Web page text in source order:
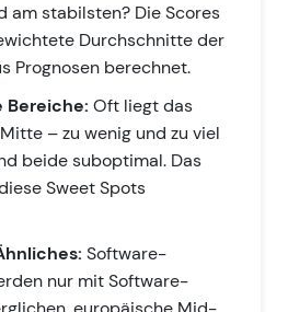
am stabilsten? Die Scores
Durchschnitte der
Prognosen berechnet.
Bereiche: Oft liegt das
– zu wenig und zu viel
beide suboptimal. Das
Sweet Spots
Software-
nur mit Software-